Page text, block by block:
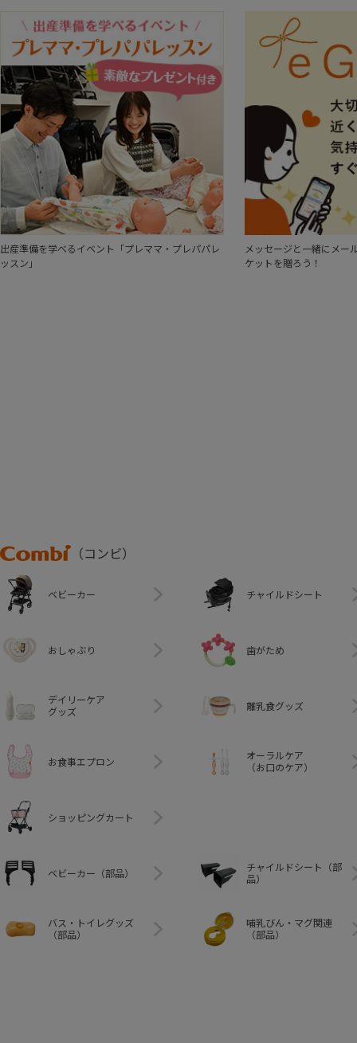
出産準備を学べるイベント「プレママ・プレパパレ
ッスン」
メッセージと一緒にメー
ケットを贈ろう！
Combi
（コンビ）
ベビーカー チャイルドシート
おしゃぶり 歯がため
デイリーケア
グッズ
離乳食グッズ
お食事エプロン
オーラルケア
（お口のケア）
ショッピングカート
ベビーカー（部品）
チャイルドシート（部
品）
バス・トイレグッズ
（部品）
哺乳びん・マグ関連
（部品）